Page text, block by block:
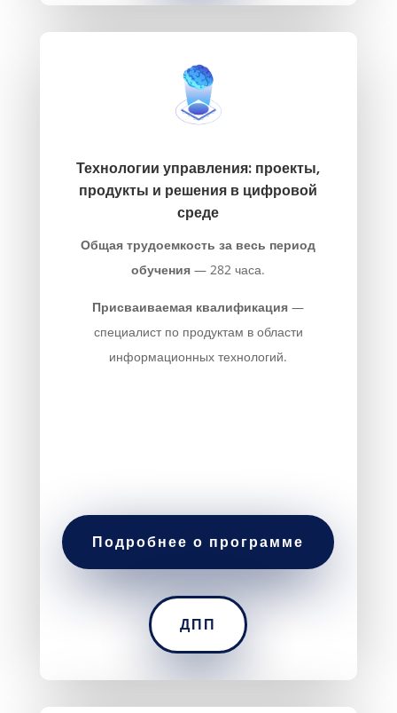
Технологии управления: проекты,
продукты и решения в цифровой
среде
Общая трудоемкость за весь период
обучения — 282 часа.
Присваиваемая квалификация —
специалист по продуктам в области
информационных технологий.
Подробнее о программе
ДПП